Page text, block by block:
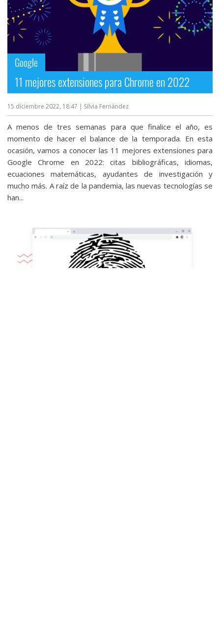
Google
11 mejores extensiones para Chrome en 2022
15 diciembre 2022, 18:47 | Silvia Fernández
A menos de tres semanas para que finalice el año, es
momento de hacer el balance de la temporada. En esta
ocasión, vamos a conocer las 11 mejores extensiones para
Google Chrome en 2022: citas bibliográficas, idiomas,
ecuaciones matemáticas, ayudantes de investigación y
mucho más. A raíz de la pandemia, las nuevas tecnologías se
han...